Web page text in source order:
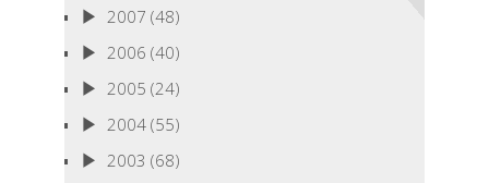
2007 (48)
2006 (40)
2005 (24)
2004 (55)
2003 (68)